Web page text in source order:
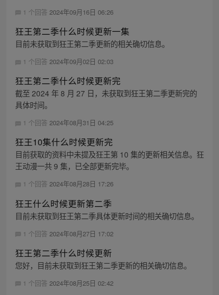
1 个回答 2024年09月16日 06:26
狂王第二季什么时候更新一集
目前未获取到狂王第二季更新的相关确切信息。
1 个回答 2024年09月02日 02:03
狂王第二季什么时候更新完
截至 2024 年 8 月 27 日，未获取到狂王第二季更新完的
具体时间。
1 个回答 2024年08月31日 04:25
狂王10集什么时候更新完
目前获取的资料中未提及狂王第 10 集的更新相关信息。狂
王动漫一共 9 集，已全部更新完毕。
1 个回答 2024年08月28日 17:26
狂王什么时候更新第二季
目前未获取到狂王第二季具体更新时间的相关确切信息。
1 个回答 2024年08月27日 17:02
狂王第二季什么时候更新
您好，目前未获取到狂王第二季更新的相关确切信息。
1 个回答 2024年08月25日 02:42